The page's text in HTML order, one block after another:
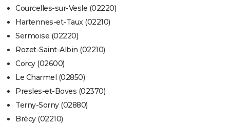
Courcelles-sur-Vesle (02220)
Hartennes-et-Taux (02210)
Sermoise (02220)
Rozet-Saint-Albin (02210)
Corcy (02600)
Le Charmel (02850)
Presles-et-Boves (02370)
Terny-Sorny (02880)
Brécy (02210)